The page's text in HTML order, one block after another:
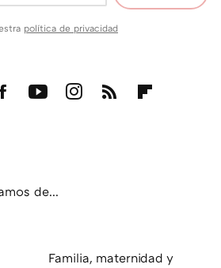
política de privacidad
de...
Familia, maternidad y